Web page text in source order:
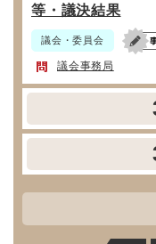
等・議決結果
議会・委員会
議会事務局